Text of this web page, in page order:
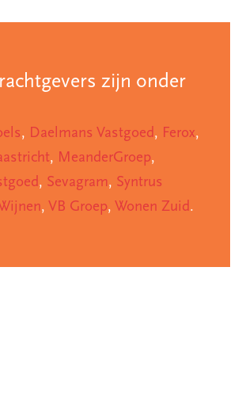
zijn onder
, Daelmans Vastgoed, Ferox,
, MeanderGroep,
, Sevagram, Syntrus
, VB Groep, Wonen Zuid.